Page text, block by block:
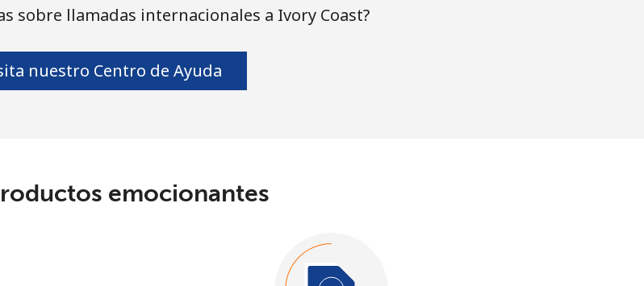
sobre llamadas internacionales a Ivory Coast?
nuestro Centro de Ayuda
emocionantes